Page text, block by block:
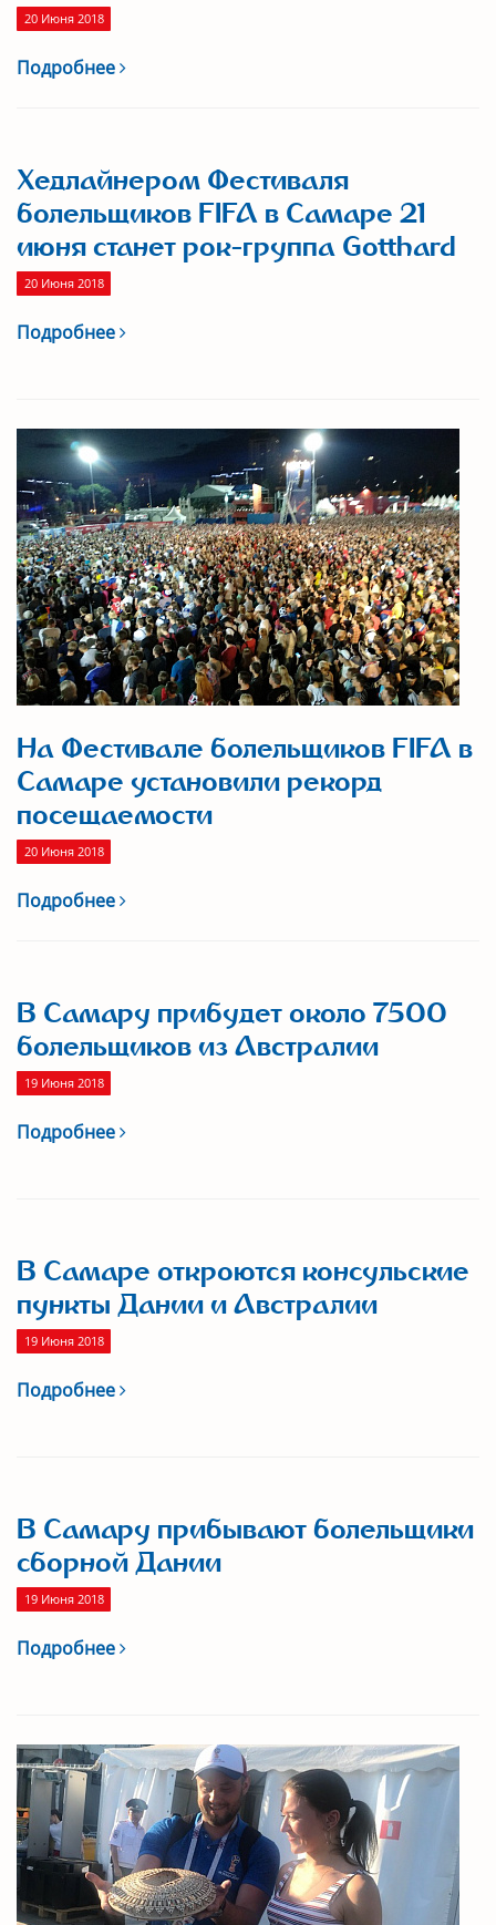
20 Июня 2018
Подробнее
Хедлайнером Фестиваля
болельщиков FIFA в Самаре 21
июня станет рок-группа Gotthard
20 Июня 2018
Подробнее
На Фестивале болельщиков FIFA в
Самаре установили рекорд
посещаемости
20 Июня 2018
Подробнее
В Самару прибудет около 7500
болельщиков из Австралии
19 Июня 2018
Подробнее
В Самаре откроются консульские
пункты Дании и Австралии
19 Июня 2018
Подробнее
В Самару прибывают болельщики
сборной Дании
19 Июня 2018
Подробнее